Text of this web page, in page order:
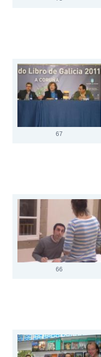
67
66